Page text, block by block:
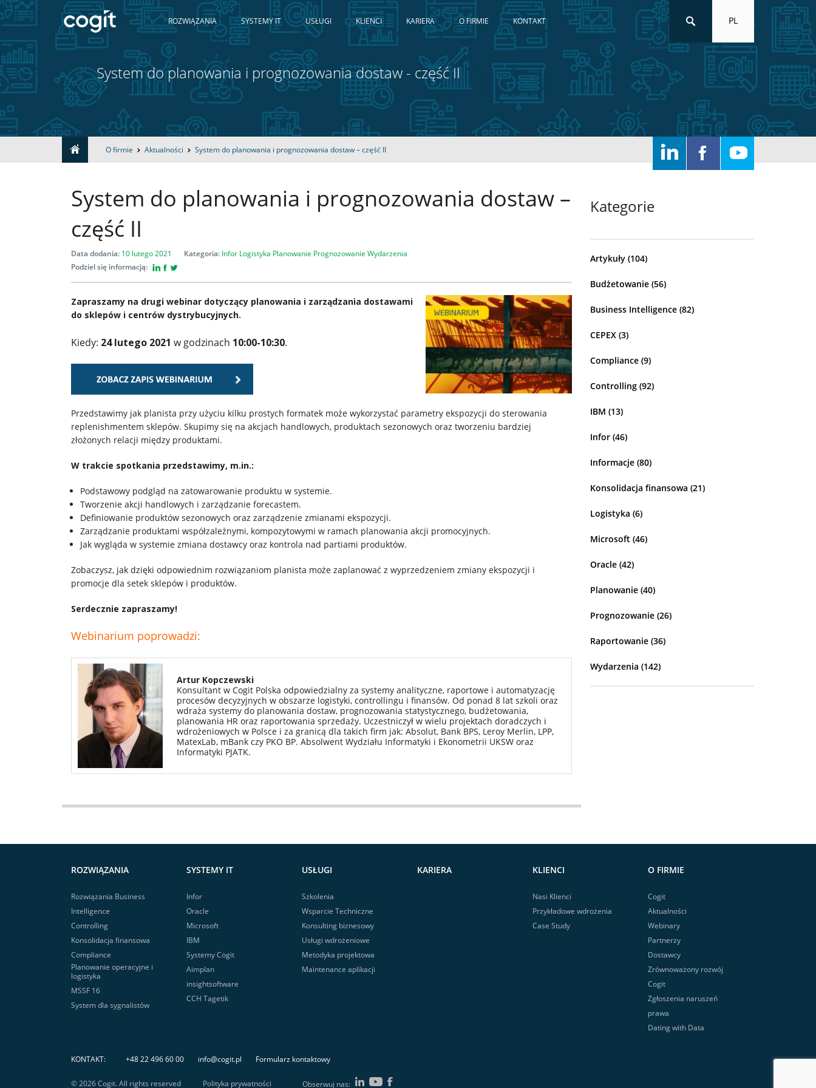
Systemy
Klienci
ROZWIĄZANIA SYSTEMY IT USŁUGI KLIENCI KARIERA O FIRMIE KONTAKT PL
System do planowania i prognozowania dostaw - część II
O firmie Aktualności System do planowania i prognozowania dostaw – część II
System do planowania i prognozowania dostaw –
część II
Data dodania: 10 lutego 2021 Kategoria: Infor Logistyka Planowanie Prognozowanie Wydarzenia
Podziel się informacją:
Zapraszamy na drugi webinar dotyczący planowania i zarządzania dostawami
do sklepów i centrów dystrybucyjnych.
Kiedy: 24 lutego 2021 w godzinach 10:00-10:30.
Przedstawimy jak planista przy użyciu kilku prostych formatek może wykorzystać parametry ekspozycji do sterowania
replenishmentem sklepów. Skupimy się na akcjach handlowych, produktach sezonowych oraz tworzeniu bardziej
złożonych relacji między produktami.
W trakcie spotkania przedstawimy, m.in.:
Podstawowy podgląd na zatowarowanie produktu w systemie.
Tworzenie akcji handlowych i zarządzanie forecastem.
Definiowanie produktów sezonowych oraz zarządzenie zmianami ekspozycji.
Zarządzanie produktami współzależnymi, kompozytowymi w ramach planowania akcji promocyjnych.
Jak wygląda w systemie zmiana dostawcy oraz kontrola nad partiami produktów.
Zobaczysz, jak dzięki odpowiednim rozwiązaniom planista może zaplanować z wyprzedzeniem zmiany ekspozycji i
promocje dla setek sklepów i produktów.
Serdecznie zapraszamy!
Webinarium poprowadzi:
Artur Kopczewski
Konsultant w Cogit Polska odpowiedzialny za systemy analityczne, raportowe i automatyzację
procesów decyzyjnych w obszarze logistyki, controllingu i finansów. Od ponad 8 lat szkoli oraz
wdraża systemy do planowania dostaw, prognozowania statystycznego, budżetowania,
planowania HR oraz raportowania sprzedaży. Uczestniczył w wielu projektach doradczych i
wdrożeniowych w Polsce i za granicą dla takich firm jak: Absolut, Bank BPS, Leroy Merlin, LPP,
MatexLab, mBank czy PKO BP. Absolwent Wydziału Informatyki i Ekonometrii UKSW oraz
Informatyki PJATK.
Kategorie
Artykuły (104)
Budżetowanie (56)
Business Intelligence (82)
CEPEX (3)
Compliance (9)
Controlling (92)
IBM (13)
Infor (46)
Informacje (80)
Konsolidacja finansowa (21)
Logistyka (6)
Microsoft (46)
Oracle (42)
Planowanie (40)
Prognozowanie (26)
Raportowanie (36)
Wydarzenia (142)
ROZWIĄZANIA
Rozwiązania Business
Intelligence
Controlling
Konsolidacja finansowa
Compliance
Planowanie operacyjne i
logistyka
MSSF 16
System dla sygnalistów
SYSTEMY IT
Infor
Oracle
Microsoft
IBM
Systemy Cogit
Aimplan
insightsoftware
CCH Tagetik
USŁUGI
Szkolenia
Wsparcie Techniczne
Konsulting biznesowy
Usługi wdrożeniowe
Metodyka projektowa
Maintenance aplikacji
KARIERA KLIENCI
Nasi Klienci
Przykładowe wdrożenia
Case Study
O FIRMIE
Cogit
Aktualności
Webinary
Partnerzy
Dostawcy
Zrównoważony rozwój
Cogit
Zgłoszenia naruszeń
prawa
Dating with Data
KONTAKT: +48 22 496 60 00 info@cogit.pl Formularz kontaktowy
© 2026 Cogit. All rights reserved Polityka prywatności Obserwuj nas: